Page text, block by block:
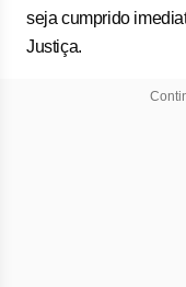
seja cumprido
Justiça.